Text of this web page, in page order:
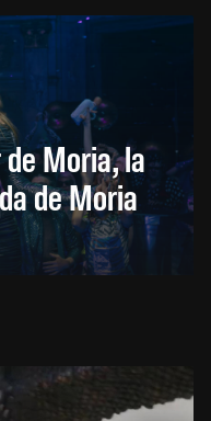
Moria, la
de Moria